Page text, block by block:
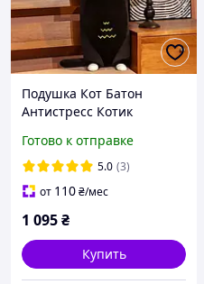
Подушка Кот Батон
Антистресс Котик
Готово к отправке
5.0 (3)
от 110₴/мес
1 095₴
Купить